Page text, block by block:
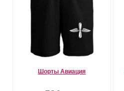
Шорты Авиация